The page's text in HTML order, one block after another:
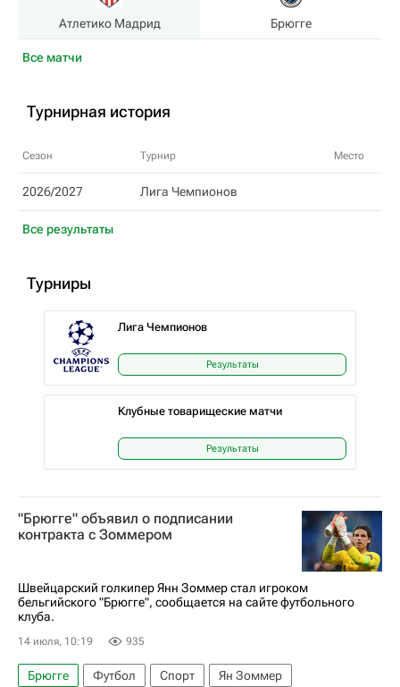
Все матчи
Атлетико Мадрид Брюгге
Турнирная история
Сезон Турнир Место
2026/2027 Лига Чемпионов
Все результаты
Турниры
Лига Чемпионов
Результаты
Клубные товарищеские матчи
Результаты
"Брюгге" объявил о подписании
контракта с Зоммером
Швейцарский голкипер Янн Зоммер стал игроком
бельгийского "Брюгге", сообщается на сайте футбольного
клуба.
14 июля, 10:19 935
Брюгге Футбол Спорт Ян Зоммер